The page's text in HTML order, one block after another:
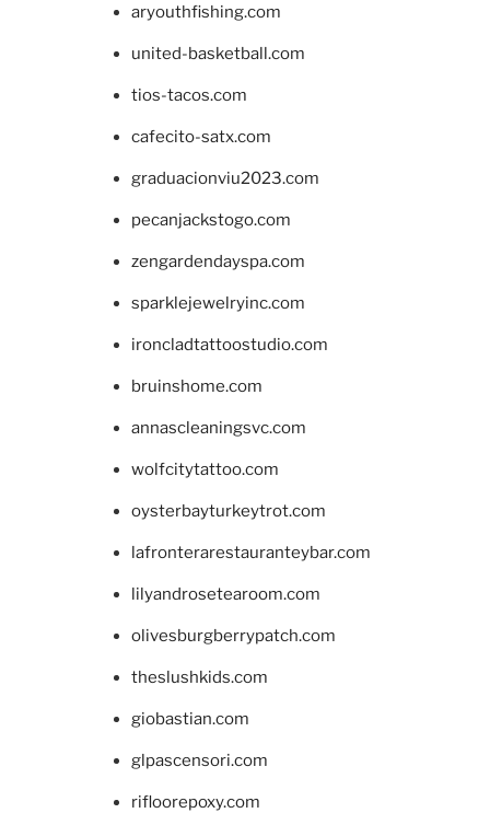
aryouthfishing.com
united-basketball.com
tios-tacos.com
cafecito-satx.com
graduacionviu2023.com
pecanjackstogo.com
zengardendayspa.com
sparklejewelryinc.com
ironcladtattoostudio.com
bruinshome.com
annascleaningsvc.com
wolfcitytattoo.com
oysterbayturkeytrot.com
lafronterarestauranteybar.com
lilyandrosetearoom.com
olivesburgberrypatch.com
theslushkids.com
giobastian.com
glpascensori.com
rifloorepoxy.com